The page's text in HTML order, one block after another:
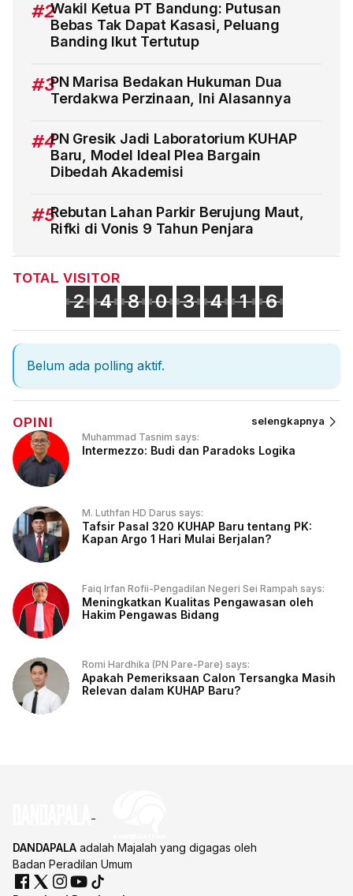
#2Wakil Ketua PT Bandung: Putusan
Bebas Tak Dapat Kasasi, Peluang
Banding Ikut Tertutup
#3PN Marisa Bedakan Hukuman Dua
Terdakwa Perzinaan, Ini Alasannya
#4PN Gresik Jadi Laboratorium KUHAP
Baru, Model Ideal Plea Bargain
Dibedah Akademisi
#5Rebutan Lahan Parkir Berujung Maut,
Rifki di Vonis 9 Tahun Penjara
TOTAL VISITOR
2 4 8 0 3 4 1 6
Belum ada polling aktif.
OPINI selengkapnya
Muhammad Tasnim says:
Intermezzo: Budi dan Paradoks Logika
M. Luthfan HD Darus says:
Tafsir Pasal 320 KUHAP Baru tentang PK:
Kapan Argo 1 Hari Mulai Berjalan?
Faiq Irfan Rofii-Pengadilan Negeri Sei Rampah says:
Meningkatkan Kualitas Pengawasan oleh
Hakim Pengawas Bidang
Romi Hardhika (PN Pare-Pare) says:
Apakah Pemeriksaan Calon Tersangka Masih
Relevan dalam KUHAP Baru?
DANDAPALA adalah Majalah yang digagas oleh
Badan Peradilan Umum